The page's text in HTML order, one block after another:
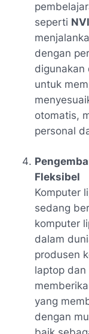
seperti
dengan
digunakan
untuk
otomatis,
personal
Fleksibel
Komputer
sedang
komputer
dalam
produsen
laptop dan
yang
dengan